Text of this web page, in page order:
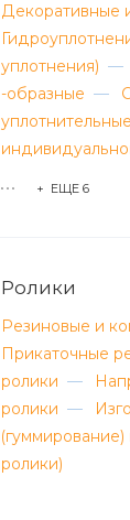
Декоративные
уплотнения) —
-образные —
+ ЕЩЕ 6
Ролики
Резиновые и
Прикаточные
ролики —
ролики —
(гуммирование)
ролики)